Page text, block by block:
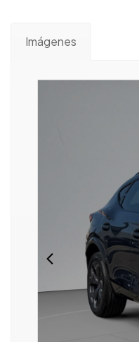
Imágenes